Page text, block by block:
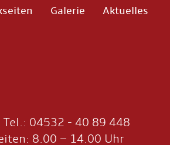
Galerie Aktuelles
04532 - 40 89 448
8.00 – 14.00 Uhr